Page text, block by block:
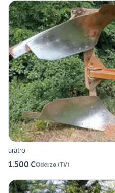
aratro
1.500 €Oderzo(TV)